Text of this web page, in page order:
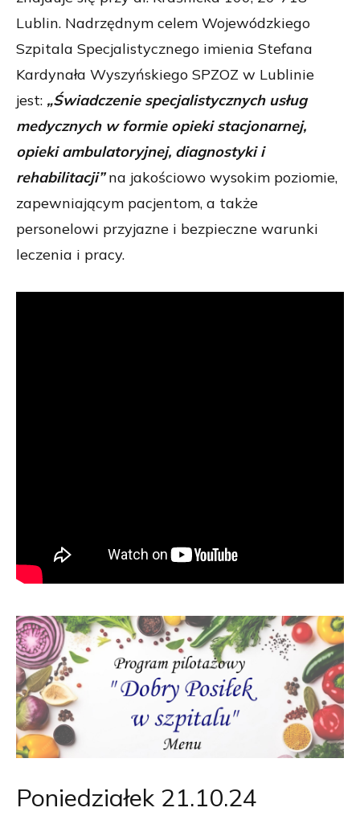
Lublin. Nadrzędnym celem Wojewódzkiego
Szpitala Specjalistycznego imienia Stefana
Kardynała Wyszyńskiego SPZOZ w Lublinie
jest: „Świadczenie specjalistycznych usług
medycznych w formie opieki stacjonarnej,
opieki ambulatoryjnej, diagnostyki i
rehabilitacji”na jakościowo wysokim poziomie,
zapewniającym pacjentom, a także
personelowi przyjazne i bezpieczne warunki
leczenia i pracy.
Poniedziałek 21.10.24